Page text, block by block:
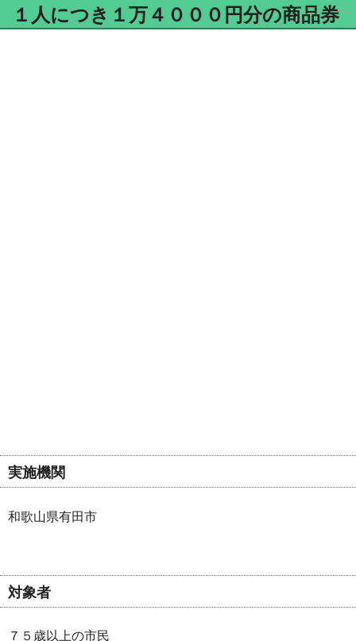
１人につき１万４０００円分の商品券
実施機関
和歌山県有田市
対象者
７５歳以上の市民